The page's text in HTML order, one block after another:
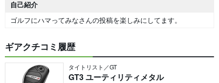
自己紹介
ゴルフにハマってみなさんの投稿を楽しみにしてます。
ギアクチコミ履歴
タイトリスト／GT
GT3 ユーティリティメタル